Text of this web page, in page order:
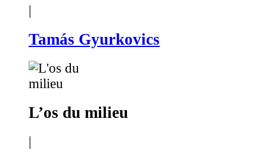
|
Tamás Gyurkovics
L’os du milieu
|